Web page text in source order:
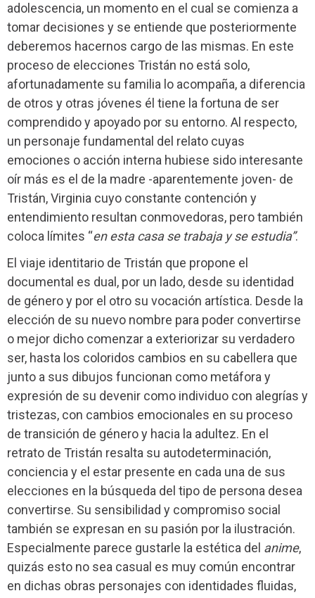
adolescencia, un momento en el cual se comienza a
tomar decisiones y se entiende que posteriormente
deberemos hacernos cargo de las mismas. En este
proceso de elecciones Tristán no está solo,
afortunadamente su familia lo acompaña, a diferencia
de otros y otras jóvenes él tiene la fortuna de ser
comprendido y apoyado por su entorno. Al respecto,
un personaje fundamental del relato cuyas
emociones o acción interna hubiese sido interesante
oír más es el de la madre -aparentemente joven- de
Tristán, Virginia cuyo constante contención y
entendimiento resultan conmovedoras, pero también
coloca límites “en esta casa se trabaja y se estudia”.
El viaje identitario de Tristán que propone el
documental es dual, por un lado, desde su identidad
de género y por el otro su vocación artística. Desde la
elección de su nuevo nombre para poder convertirse
o mejor dicho comenzar a exteriorizar su verdadero
ser, hasta los coloridos cambios en su cabellera que
junto a sus dibujos funcionan como metáfora y
expresión de su devenir como individuo con alegrías y
tristezas, con cambios emocionales en su proceso
de transición de género y hacia la adultez. En el
retrato de Tristán resalta su autodeterminación,
conciencia y el estar presente en cada una de sus
elecciones en la búsqueda del tipo de persona desea
convertirse. Su sensibilidad y compromiso social
también se expresan en su pasión por la ilustración.
Especialmente parece gustarle la estética del anime,
quizás esto no sea casual es muy común encontrar
en dichas obras personajes con identidades fluidas,